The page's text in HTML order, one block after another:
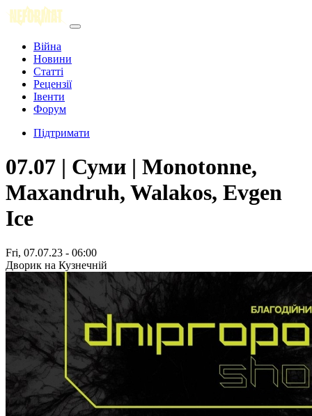
Війна
Новини
Статті
Рецензії
Івенти
Форум
Підтримати
07.07 | Суми | Monotonne,
Maxandruh, Walakos, Evgen
Ice
Fri, 07.07.23 - 06:00
Дворик на Кузнечній